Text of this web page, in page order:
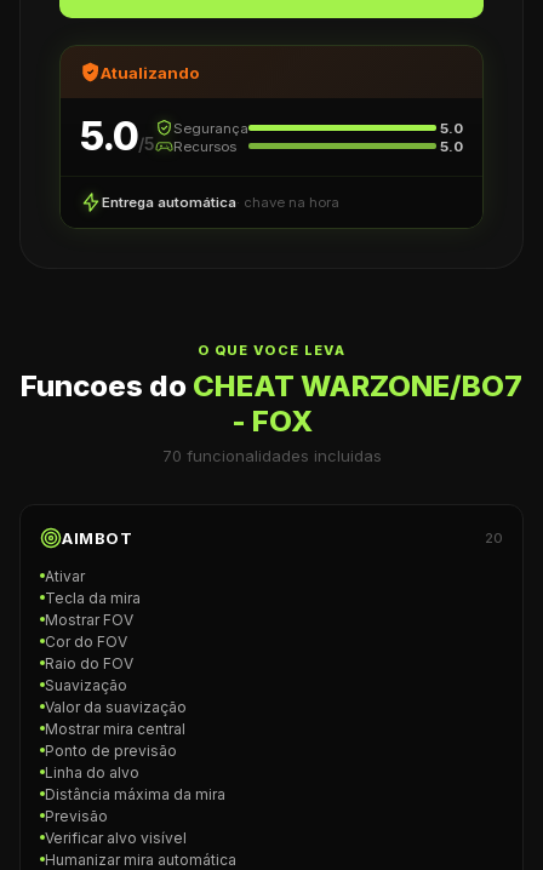
Atualizando
5.0/5
Segurança
5.0
Recursos
5.0
Entrega automática· chave na hora
O QUE VOCE LEVA
Funcoes do CHEAT WARZONE/BO7
- FOX
70 funcionalidades incluidas
AIMBOT 20
Ativar
Tecla da mira
Mostrar FOV
Cor do FOV
Raio do FOV
Suavização
Valor da suavização
Mostrar mira central
Ponto de previsão
Linha do alvo
Distância máxima da mira
Previsão
Verificar alvo visível
Humanizar mira automática